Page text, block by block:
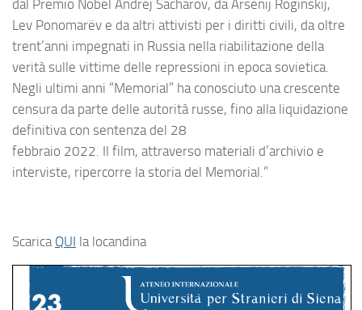
dal Premio Nobel Andrej Sacharov, da Arsenij Roginskij,
Lev Ponomarëv e da altri attivisti per i diritti civili, da oltre
trent’anni impegnati in Russia nella riabilitazione della
verità sulle vittime delle repressioni in epoca sovietica.
Negli ultimi anni “Memorial” ha conosciuto una crescente
censura da parte delle autorità russe, fino alla liquidazione
definitiva con sentenza del 28
febbraio 2022. Il film, attraverso materiali d’archivio e
interviste, ripercorre la storia del Memorial.”
Scarica QUI la locandina